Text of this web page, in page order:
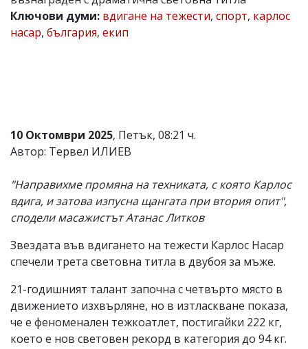
Коментарите
статиите
носи
отговорност
Ако
откриете
обиден
за
коментар,
моля
ни!
Ключови думи: вдигане на тежести, спорт, карлос
насар, българия, екип
10 Октомври 2025, Петък, 08:21 ч.
Автор: Тервел ИЛИЕВ
"Направихме промяна на техниката, с която Карлос
вдига, и затова изпусна щангата при втория опит",
сподели масажистът Атанас Литков
Звездата във вдигането на тежести Карлос Насар
спечели трета световна титла в двубоя за мъже.
21-годишният талант започна с четвърто място в
движението изхвърляне, но в изтласкване показа,
че е феноменален тежкоатлет, постигайки 222 кг,
което е нов световен рекорд в категория до 94 кг.